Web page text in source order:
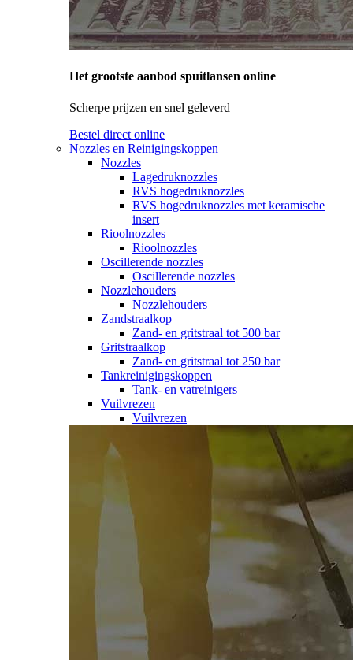
Het grootste aanbod spuitlansen online
Scherpe prijzen en snel geleverd
Bestel direct online
Nozzles en Reinigingskoppen
Nozzles
Lagedruknozzles
RVS hogedruknozzles
RVS hogedruknozzles met keramische
insert
Rioolnozzles
Rioolnozzles
Oscillerende nozzles
Oscillerende nozzles
Nozzlehouders
Nozzlehouders
Zandstraalkop
Zand- en gritstraal tot 500 bar
Gritstraalkop
Zand- en gritstraal tot 250 bar
Tankreinigingskoppen
Tank- en vatreinigers
Vuilvrezen
Vuilvrezen